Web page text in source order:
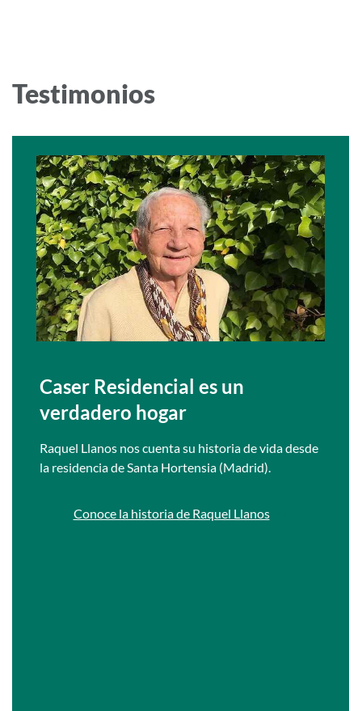
Testimonios
Caser Residencial es un
verdadero hogar
Raquel Llanos nos cuenta su historia de vida desde
la residencia de Santa Hortensia (Madrid).
Conoce la historia de Raquel Llanos